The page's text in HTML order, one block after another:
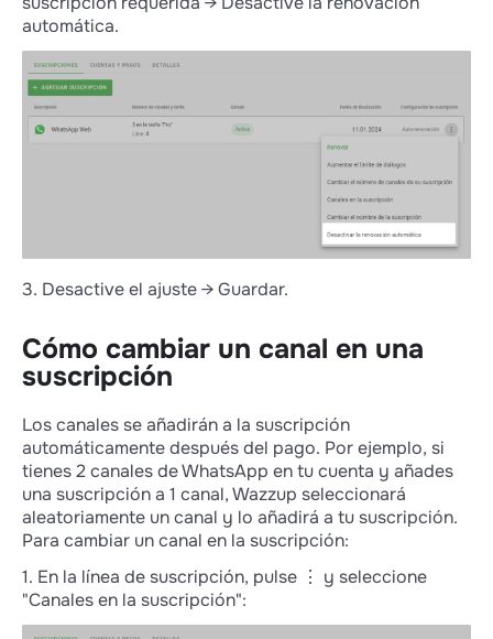
automática.
3. Desactive el ajuste → Guardar.
Cómo cambiar un canal en una
suscripción
Los canales se añadirán a la suscripción
automáticamente después del pago. Por ejemplo, si
tienes 2 canales de WhatsApp en tu cuenta y añades
una suscripción a 1 canal, Wazzup seleccionará
aleatoriamente un canal y lo añadirá a tu suscripción.
Para cambiar un canal en la suscripción:
1. En la línea de suscripción, pulse ⋮ y seleccione
"Canales en la suscripción":